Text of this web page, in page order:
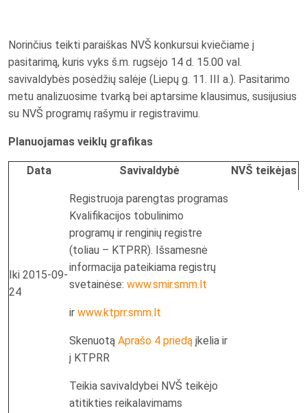
Norinčius teikti paraiškas NVŠ konkursui kviečiame į
pasitarimą, kuris vyks š.m. rugsėjo 14 d. 15.00 val.
savivaldybės posėdžių salėje (Liepų g. 11. III a.). Pasitarimo
metu analizuosime tvarką bei aptarsime klausimus, susijusius
su NVŠ programų rašymu ir registravimu.
Planuojamas veiklų grafikas
Data Savivaldybė NVŠ teikėjas
Iki 2015-09-
24
Registruoja parengtas programas
Kvalifikacijos tobulinimo
programų ir renginių registre
(toliau – KTPRR). Išsamesnė
informacija pateikiama registrų
svetainėse: www.smir.smm.lt
ir www.ktprr.smm.lt
Skenuotą Aprašo 4 priedą įkelia ir
į KTPRR
Teikia savivaldybei NVŠ teikėjo
atitikties reikalavimams